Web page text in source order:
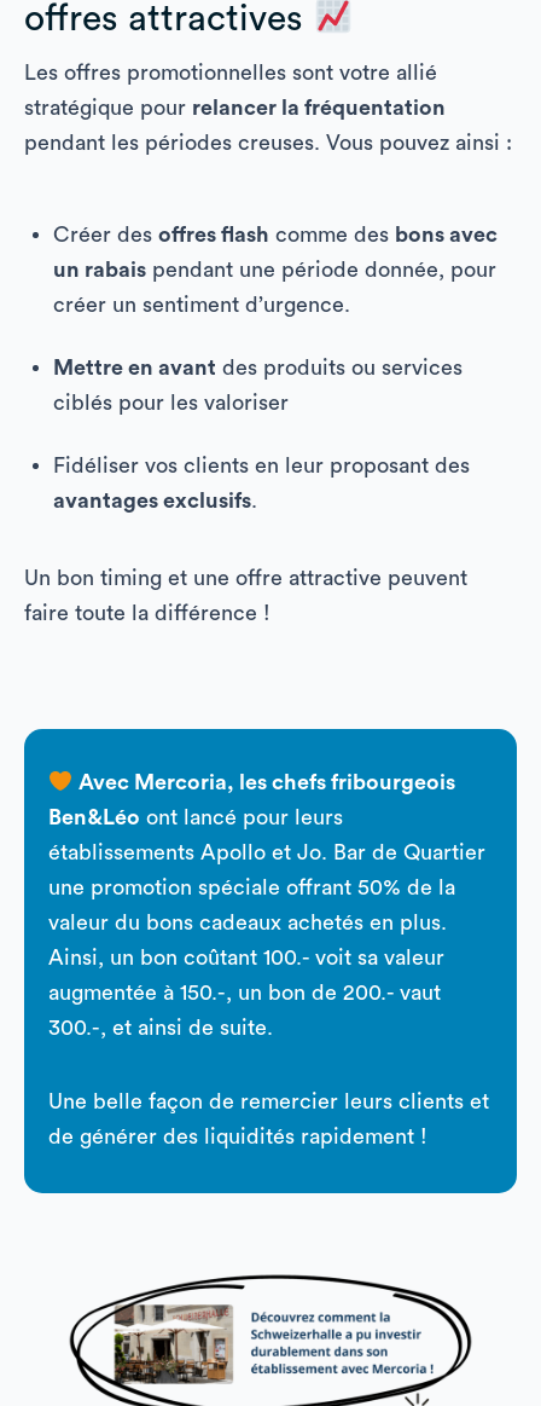
offres attractives
Les offres promotionnelles sont votre allié
stratégique pour relancer la fréquentation
pendant les périodes creuses. Vous pouvez ainsi :
Créer des offres flash comme des bons avec
un rabaispendant une période donnée, pour
créer un sentiment d’urgence.
Mettre en avant des produits ou services
ciblés pour les valoriser
Fidéliser vos clients en leur proposant des
avantages exclusifs.
Un bon timing et une offre attractive peuvent
faire toute la différence !
Avec Mercoria, les chefs fribourgeois
Ben&Léo ont lancé pour leurs
établissements Apollo et Jo. Bar de Quartier
une promotion spéciale offrant 50% de la
valeur du bons cadeaux achetés en plus.
Ainsi, un bon coûtant 100.- voit sa valeur
augmentée à 150.-, un bon de 200.- vaut
300.-, et ainsi de suite.
Une belle façon de remercier leurs clients et
de générer des liquidités rapidement !